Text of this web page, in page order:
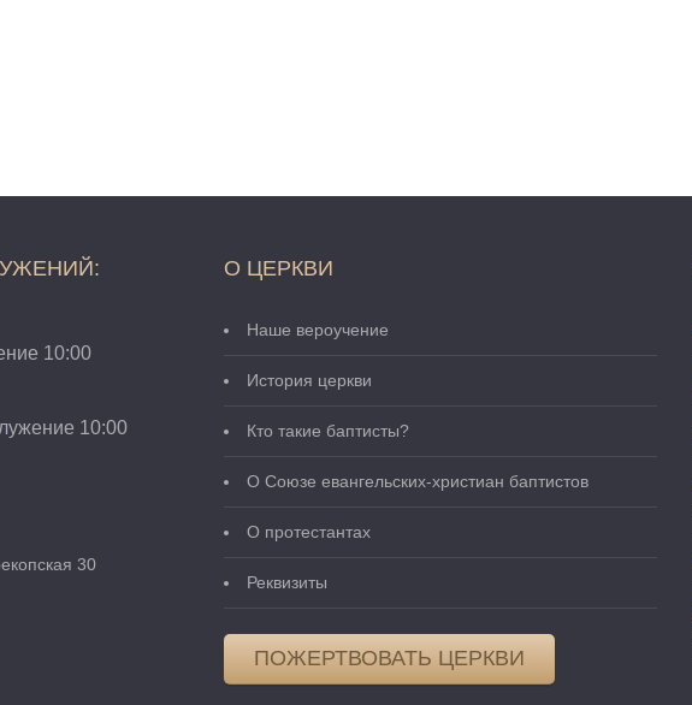
10:00
10:00
30
О ЦЕРКВИ
Наше вероучение
История церкви
Кто такие баптисты?
О Cоюзе евангельских-христиан баптистов
О протестантах
Реквизиты
ПОЖЕРТВОВАТЬ ЦЕРКВИ